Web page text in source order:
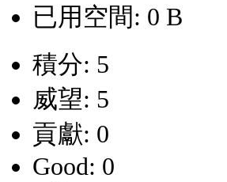
已用空間: 0 B
積分: 5
威望: 5
貢獻: 0
Good: 0